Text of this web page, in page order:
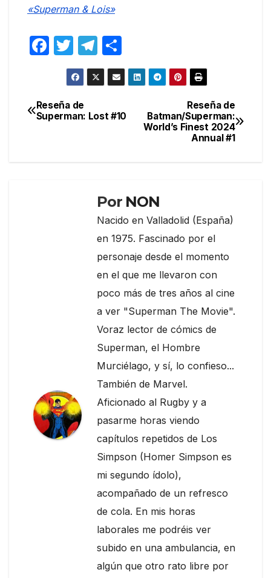
«Superman & Lois»
F
e
b
T
w
itt
er
T
el
e
a
o
m
ar
Navegación
Reseña de
Batman/Superman:
World’s Finest 2024
Annual #1
Reseña de
Superman: Lost #10
Por NON
Nacido en Valladolid (España)
en 1975. Fascinado por el
personaje desde el momento
en el que me llevaron con
poco más de tres años al cine
a ver "Superman The Movie".
Voraz lector de cómics de
Superman, el Hombre
Murciélago, y sí, lo confieso...
También de Marvel.
Aficionado al Rugby y a
pasarme horas viendo
capítulos repetidos de Los
Simpson (Homer Simpson es
mi segundo ídolo),
acompañado de un refresco
de cola. En mis horas
laborales me podréis ver
subido en una ambulancia, en
algún que otro rato libre por